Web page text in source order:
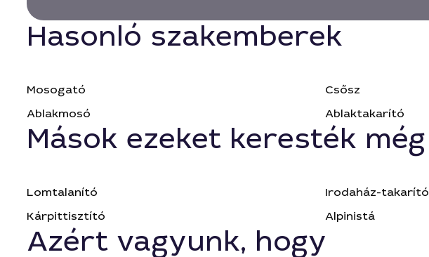
Hasonló szakemberek
Mosogató Csősz
Ablakmosó
Ablaktakarító
Mások ezeket keresték még
Lomtalanító Irodaház-takarító
Kárpittisztító
Alpinistá
Azért vagyunk, hogy